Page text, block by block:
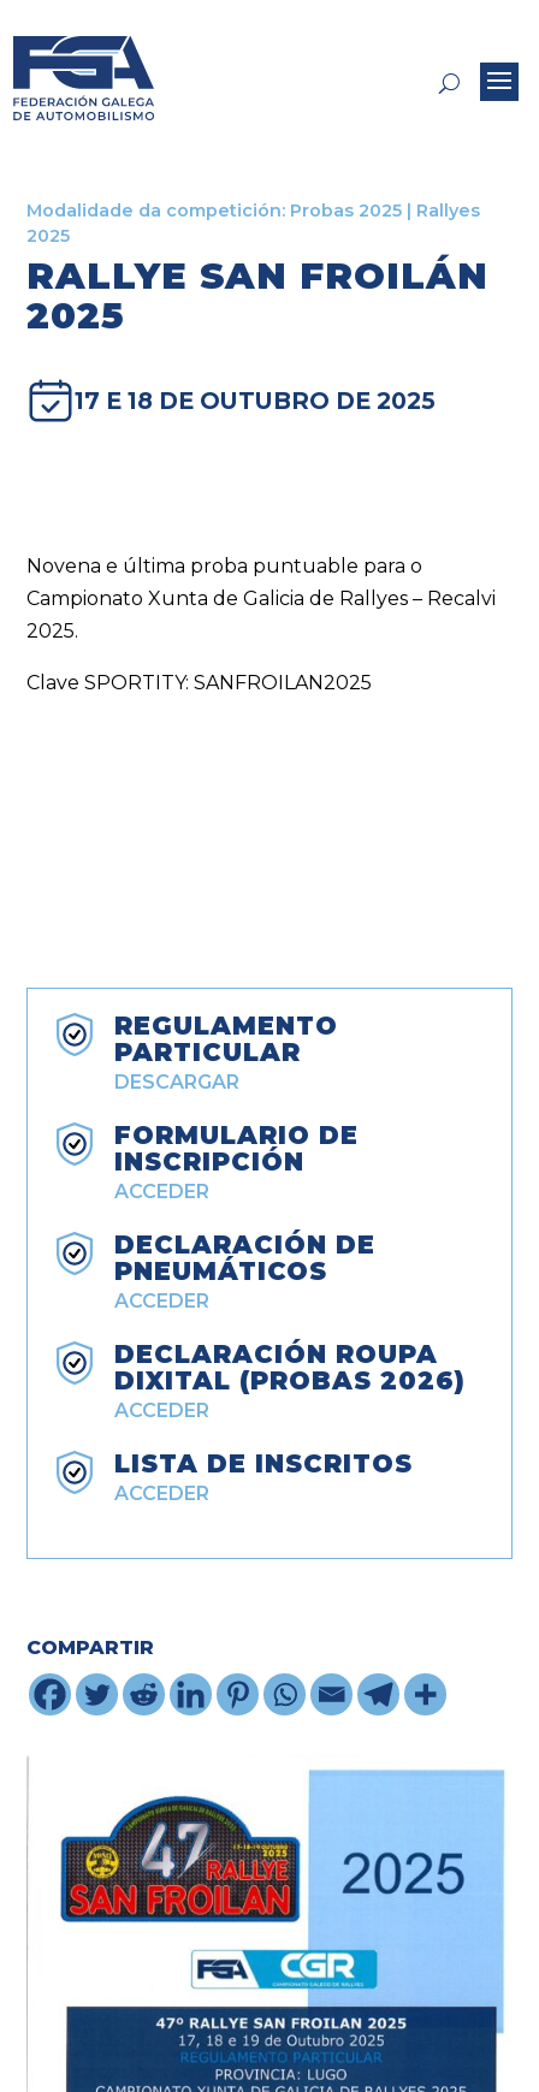
Modalidade da competición: Probas 2025 | Rallyes
2025
RALLYE SAN FROILÁN
2025
17 E 18 DE OUTUBRO DE 2025
Novena e última proba puntuable para o
Campionato Xunta de Galicia de Rallyes – Recalvi
2025.
Clave SPORTITY: SANFROILAN2025
REGULAMENTO
PARTICULAR
DESCARGAR
FORMULARIO DE
INSCRIPCIÓN
ACCEDER
DECLARACIÓN DE
PNEUMÁTICOS
ACCEDER
DECLARACIÓN ROUPA
DIXITAL (PROBAS 2026)
ACCEDER
LISTA DE INSCRITOS
ACCEDER
COMPARTIR